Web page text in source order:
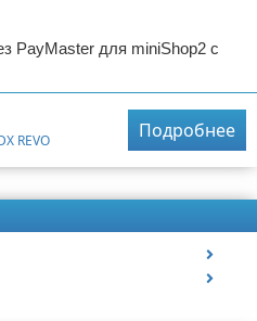
PayMaster для miniShop2 с
REVO
Подробнее